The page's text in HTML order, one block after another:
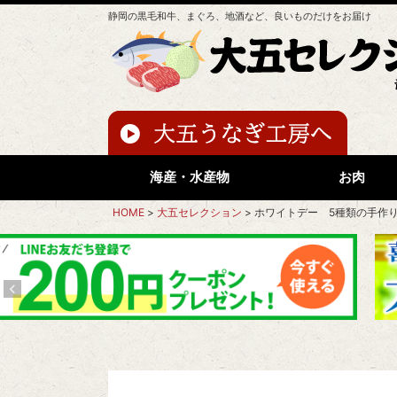
静岡の黒毛和牛、まぐろ、地酒など、良いものだけをお届け
海産・水産物 お肉
HOME 大五セレクション ホワイトデー 5種類の手作